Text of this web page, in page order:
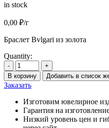
in stock
0,00 ₽/г
Браслет Bvlgari из золота
Quantity:
-
+
В корзину
Добавить в список
Заказать
Изготовим ювелирное
Гарантия на
Низкий уровень цен и